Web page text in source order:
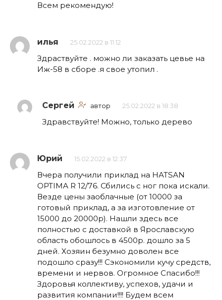
Всем рекомендую!
илья 25.02.2022 в 11:12
Здраствуйте . можно ли заказать цевье на
Иж-58 в сборе .я свое утопил .
Сергей автор 25.02.2022 в 18:38
Здравствуйте! Можно, только дерево
Юрий 15.02.2022 в 12:37
Вчера получили приклад на HATSAN
OPTIMA R 12/76. Сбились с ног пока искали.
Везде цены заоблачные (от 10000 за
готовый приклад, а за изготовление от
15000 до 20000р). Нашли здесь все
полностью с доставкой в Ярославскую
область обошлось в 4500р. дошло за 5
дней. Хозяин безумно доволен все
подошло сразу!!! Сэкономили кучу средств,
времени и нервов. Огромное Спасибо!!!
Здоровья коллективу, успехов, удачи и
развития компании!!!! Будем всем